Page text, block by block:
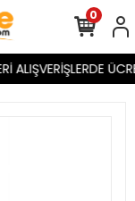
ALIŞVERİŞLERDE
0